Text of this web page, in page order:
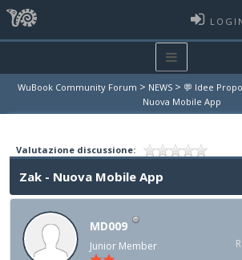
WuBook Community Forum > NEWS > 💬 Idee
Nuova Mobile App
Valutazione discussione:
Zak - Nuova Mobile App
MD009
Junior Member